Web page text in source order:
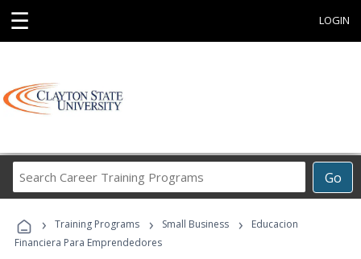
☰ LOGIN
Go
Career
Programs
› Training Programs › Small Business ›
Educacion
Financiera Para Emprendedores